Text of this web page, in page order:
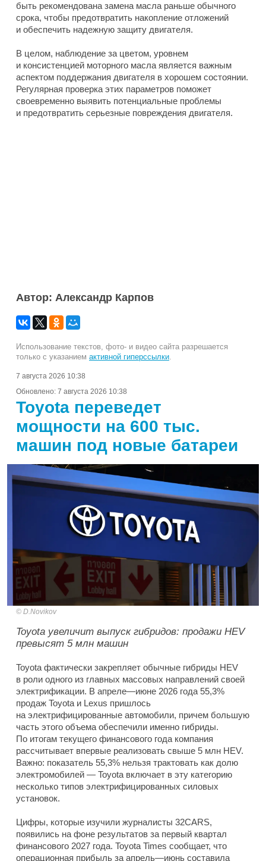
быть рекомендована замена масла раньше обычного
срока, чтобы предотвратить накопление отложений
и обеспечить надежную защиту двигателя.
В целом, наблюдение за цветом, уровнем
и консистенцией моторного масла является важным
аспектом поддержания двигателя в хорошем состоянии.
Регулярная проверка этих параметров поможет
своевременно выявить потенциальные проблемы
и предотвратить серьезные повреждения двигателя.
Автор: Александр Карпов
Использование текстов, фото- и видео сайта разрешается
только с указанием активной гиперссылки.
7 августа 2026 10:38
Обновлено: 7 августа 2026 10:38
Toyota переведет
мощности на 600 тыс.
машин под новые батареи
D.Novikov
Toyota увеличит выпуск гибридов: продажи HEV
превысят 5 млн машин
Toyota фактически закрепляет обычные гибриды HEV
в роли одного из главных массовых направлений своей
электрификации. В апреле—июне 2026 года 55,3%
продаж Toyota и Lexus пришлось
на электрифицированные автомобили, причем большую
часть этого объема обеспечили именно гибриды.
По итогам текущего финансового года компания
рассчитывает впервые реализовать свыше 5 млн HEV.
Важно: показатель 55,3% нельзя трактовать как долю
электромобилей — Toyota включает в эту категорию
несколько типов электрифицированных силовых
установок.
Цифры, которые изучили журналисты 32CARS,
появились на фоне результатов за первый квартал
финансового 2027 года. Toyota Times сообщает, что
операционная прибыль за апрель—июнь составила